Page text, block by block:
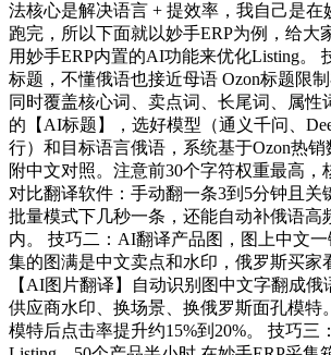
法核心是解决语言 + 提效率，我自己是在
跑完，所以下面就以妙手ERP为例，给大
用妙手ERP内置的AI功能来优化Listing。
标题，不懂俄语也接近母语 Ozon标题限
同时覆盖核心词、卖点词、长尾词、属性
的【AI标题】，选好模型（通义千问、
行）和目标语言俄语，系统基于Ozon热
附中文对照。注意前30个字符权重最高，
对比翻译软件：手动翻一条3到5分钟且关
批量模式下几秒一条，还能自动补俄语高
内。 技巧二：AI翻译产品图，图上中文一
集的图满是中文卖点和水印，俄罗斯买家
【AI图片翻译】自动识别图中文字翻成俄
供应商水印、换场景、换俄罗斯面孔模特
模特后点击率提升约15%到20%。 技巧三